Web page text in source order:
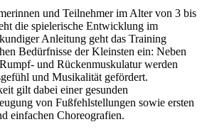
und Teilnehmer im Alter von 3 bis
die spielerische Entwicklung im
Anleitung geht das Training
Bedürfnisse der Kleinsten ein: Neben
und Rückenmuskulatur werden
und Musikalität gefördert.
gilt dabei einer gesunden
von Fußfehlstellungen sowie ersten
einfachen Choreografien.